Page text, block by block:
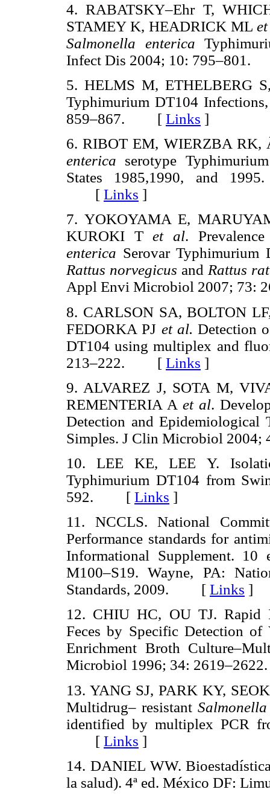
4. RABATSKY–Ehr T,
STAMEY K, HEADRICK ML
Salmonella enterica
Infect Dis 2004; 10:
5. HELMS M, ETHELBERG
Typhimurium DT104
859–867. [ Links ]
6. RIBOT EM, WIERZBA
enterica serotype
States 1985,1990, and
[ Links ]
7. YOKOYAMA E,
KUROKI Tet al.
enterica Serovar Typhimurium
Rattus norvegicus andRattus
Appl Envi Microbiol 2007;
8. CARLSON SA, BOLTON
FEDORKA PJ et al. Detection
DT104 using multiplex and
213–222. [ Links ]
9. ALVAREZ J, SOTA M,
REMENTERIA Aet al.
Detection and
Simples. J Clin Microbiol
10. LEE KE, LEE Y.
Typhimurium DT104 from
592. [ Links ]
11. NCCLS. National
Performance standards for
Informational Supplement.
M100–S19. Wayne, PA:
Standards, 2009. [ Links ]
12. CHIU HC, OU TJ.
Feces by Specific Detection
Enrichment Broth
Microbiol 1996; 34:
13. YANG SJ, PARK KY,
Multidrug– resistant Salmonella
identified by multiplex PCR
[ Links ]
14. DANIEL WW.
la salud). 4ª ed. México DF: